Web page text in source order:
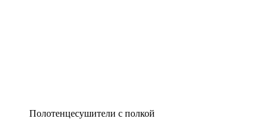
Полотенцесушители с полкой